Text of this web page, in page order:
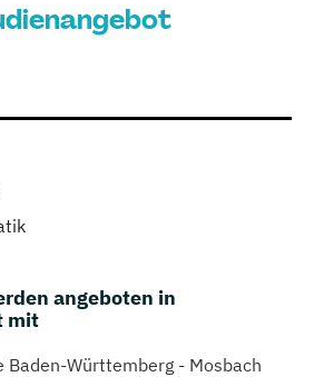
angeboten in
mit
Baden-Württemberg - Mosbach